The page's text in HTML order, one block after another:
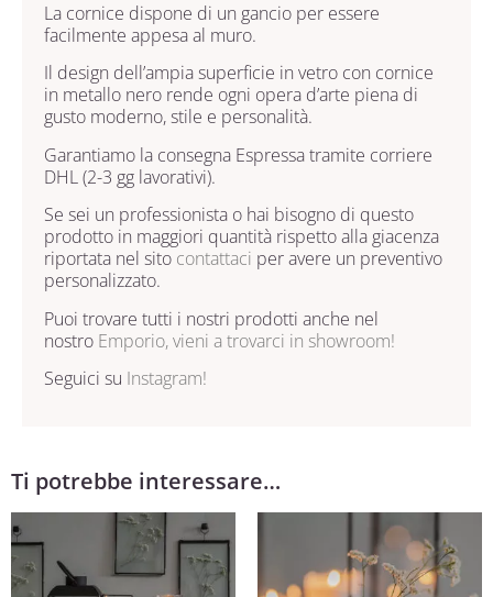
La cornice dispone di un gancio per essere
facilmente appesa al muro.
Il design dell’ampia superficie in vetro con cornice
in metallo nero rende ogni opera d’arte piena di
gusto moderno, stile e personalità.
Garantiamo la consegna Espressa tramite corriere
DHL (2-3 gg lavorativi).
Se sei un professionista o hai bisogno di questo
prodotto in maggiori quantità rispetto alla giacenza
riportata nel sito contattaci per avere un preventivo
personalizzato.
Puoi trovare tutti i nostri prodotti anche nel
nostro Emporio, vieni a trovarci in showroom!
Seguici su Instagram!
Ti potrebbe interessare…